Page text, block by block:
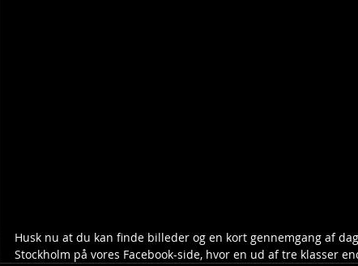
Husk nu at du kan finde billeder og en kort gennemgang af
Stockholm på vores Facebook-side, hvor en ud af tre klasser